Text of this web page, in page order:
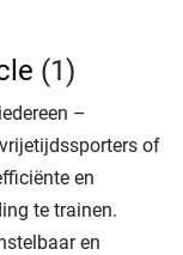
(1)
–
of
en
te trainen.
en